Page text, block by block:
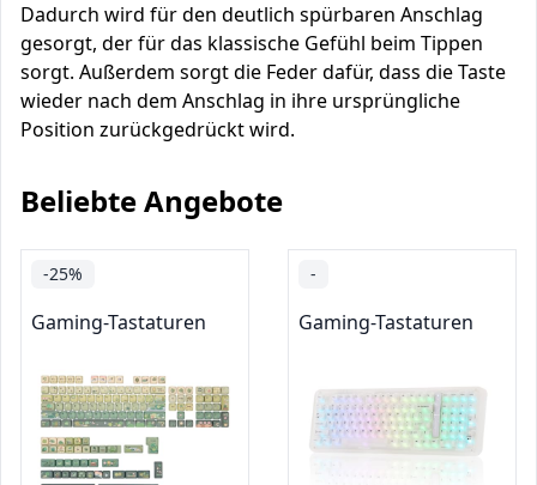
Dadurch wird für den deutlich spürbaren Anschlag
gesorgt, der für das klassische Gefühl beim Tippen
sorgt. Außerdem sorgt die Feder dafür, dass die Taste
wieder nach dem Anschlag in ihre ursprüngliche
Position zurückgedrückt wird.
Beliebte Angebote
-25%
Gaming-Tastaturen
-
Gaming-Tastaturen